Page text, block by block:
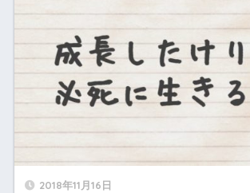
2018年11月16日